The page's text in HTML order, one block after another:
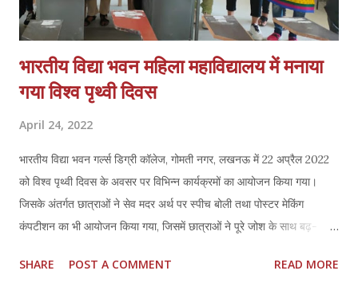
भारतीय विद्या भवन महिला महाविद्यालय में मनाया
गया विश्व पृथ्वी दिवस
April 24, 2022
भारतीय विद्या भवन गर्ल्स डिग्री कॉलेज, गोमती नगर, लखनऊ में 22 अप्रैल 2022
को विश्व पृथ्वी दिवस के अवसर पर विभिन्न कार्यक्रमों का आयोजन किया गया।
जिसके अंतर्गत छात्राओं ने सेव मदर अर्थ पर स्पीच बोली तथा पोस्टर मेकिंग
कंपटीशन का भी आयोजन किया गया, जिसमें छात्राओं ने पूरे जोश के साथ बढ़-
दास ने प्रतियोगिता में विजयी छात्राओं को प्रमाण पत्र एवं उपहार प्रदान कर उनका
SHARE POST A COMMENT READ MORE